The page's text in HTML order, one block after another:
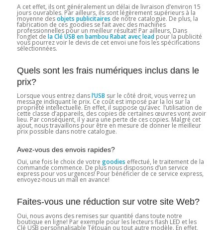
A cet effet, ils ont généralement un délai de livraison d’environ 15
jours ouvrables. Par ailleurs, ils sont légèrement supérieurs à la
moyenne desobjets publicitaires de notre catalogue. De plus, la
fabrication de ces goodies se fait avec des machines
professionnelles pour un meilleur résultat! Par ailleurs, Dans
l’onglet de la Clé USB en bambou Rabat avecleadpour la publicité
vous pourrez voir le devis de cet envoi une fois les spécifications
sélectionnées.
Quels sont les frais numériques inclus dans le
prix?
Lorsque vous entrez dansl’USB sur le côté droit, vous verrez un
message indiquant le prix. Ce coût est imposé par la loi sur la
propriété intellectuelle. En effet, il suppose qu’avec l’utilisation de
cette classe d’appareils, des copies de certaines œuvres vont avoir
lieu. Par conséquent, il y aura une perte de ces copies. Malgré cet
ajout, nous travaillons pour être en mesure de donner le meilleur
prix possible dans notre catalogue.
Avez-vous des envois rapides?
Oui, une fois le choix de votre goodies effectué, le traitement de la
commande commence. De plus nous disposons d’un service
express pour vos urgences! Pour bénéficier de ce service express,
envoyez-nous un mail en avance!
Faites-vous une réduction sur votre site Web?
Oui, nous avons des remises sur quantité dans toute notre
boutique en ligne! Par exemple pour les lecteurs flash LED et les
Clé USB personnalisable Tétouan ou tout autre modèle. En effet,